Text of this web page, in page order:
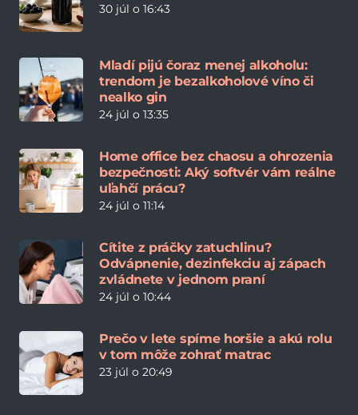
30 júl o 16:43
Mladí pijú čoraz menej alkoholu:
trendom je bezalkoholové víno či
nealko gin
24 júl o 13:35
Home office bez chaosu a ohrozenia
bezpečnosti: Aký softvér vám reálne
uľahčí prácu?
24 júl o 11:14
Cítite z práčky zatuchlinu?
Odvápnenie, dezinfekciu aj zápach
zvládnete v jednom praní
24 júl o 10:44
Prečo v lete spíme horšie a akú rolu
v tom môže zohrať matrac
23 júl o 20:49